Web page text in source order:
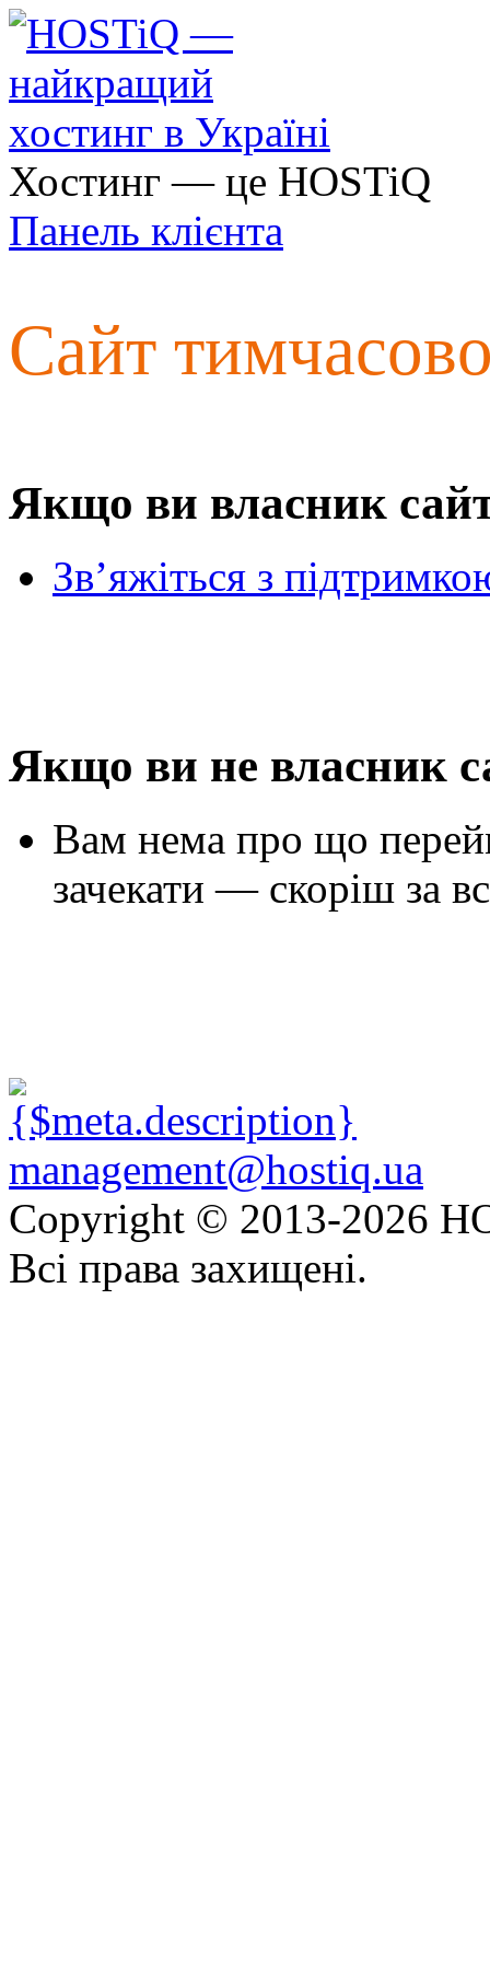
Хостинг — це HOSTiQ
Панель клієнта
Сайт
Якщо ви власник
Зв’яжіться з
Якщо ви не власник
Вам нема про що
зачекати — скоріш за
management@hostiq.ua
Copyright © 2013-2026
Всі права захищені.